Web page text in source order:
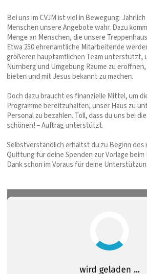
Bei uns im CVJM ist viel in Bewegung:
Menschen unsere Angebote wahr. Dazu
Menge an Menschen, die unsere
Etwa 250 ehrenamtliche Mitarbeitende
größeren hauptamtlichen Team unterstützt,
Nürnberg und Umgebung Räume zu
bieten und mit Jesus bekannt zu machen.
Doch dazu braucht es finanzielle Mittel, um
Programme bereitzuhalten, unser Haus zu
Personal zu bezahlen. Toll, dass du uns bei
schönen! – Auftrag unterstützt.
Selbstverständlich erhältst du zu Beginn des
Quittung für deine Spenden zur Vorlage beim
Dank schon im Voraus für deine